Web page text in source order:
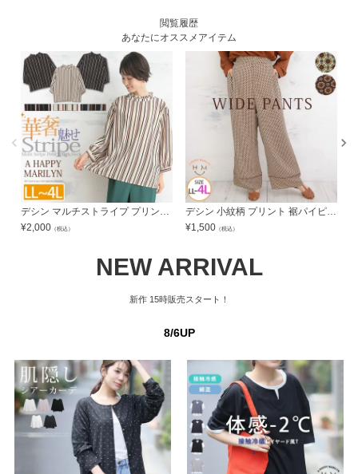
閲覧履歴
あなたにオススメアイテム
デシン マルチストライプ プリント プチハイ 七分袖 プルオーバー
¥2,000 （税込）
デシン 小紋柄 プリント 裾パイピング ワイドパンツ | 大きいサイズの通販ならハッピーマリリン
¥1,500 （税込）
NEW ARRIVAL
新作 15時販売スタート！
8/6UP